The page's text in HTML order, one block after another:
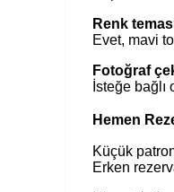
Renk
Evet, mavi
Fotoğraf
İsteğe
Hemen
Küçük
Erken